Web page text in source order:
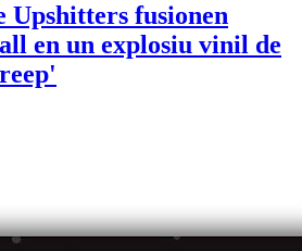
fusionen
en un explosiu vinil de